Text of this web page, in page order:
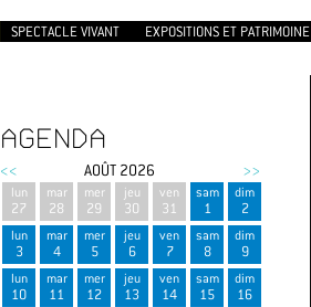
SPECTACLE VIVANT EXPOSITIONS ET PATRIMOINE
AGENDA
<< AOÛT 2026 >>
lun
27
mar
28
mer
29
jeu
30
ven
31
sam
1
dim
2
lun
3
mar
4
mer
5
jeu
6
ven
7
sam
8
dim
9
lun
10
mar
11
mer
12
jeu
13
ven
14
sam
15
dim
16